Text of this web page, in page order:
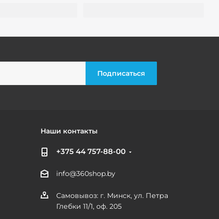
Наши контакты
+375 44 757-88-00
info@360shop.by
Самовывоз: г. Минск, ул. Петра
Глебки 11/1, оф. 205